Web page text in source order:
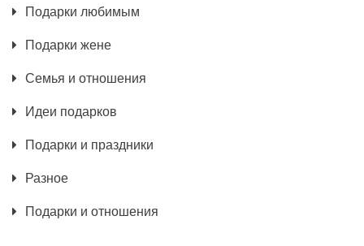
Подарки любимым
Подарки жене
Семья и отношения
Идеи подарков
Подарки и праздники
Разное
Подарки и отношения